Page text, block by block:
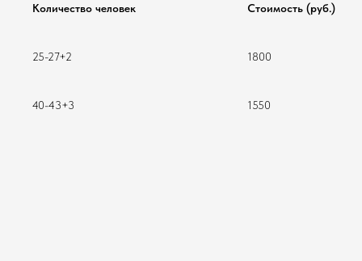
Количество человек Стоимость (руб.)
25-27+2 1800
40-43+3 1550